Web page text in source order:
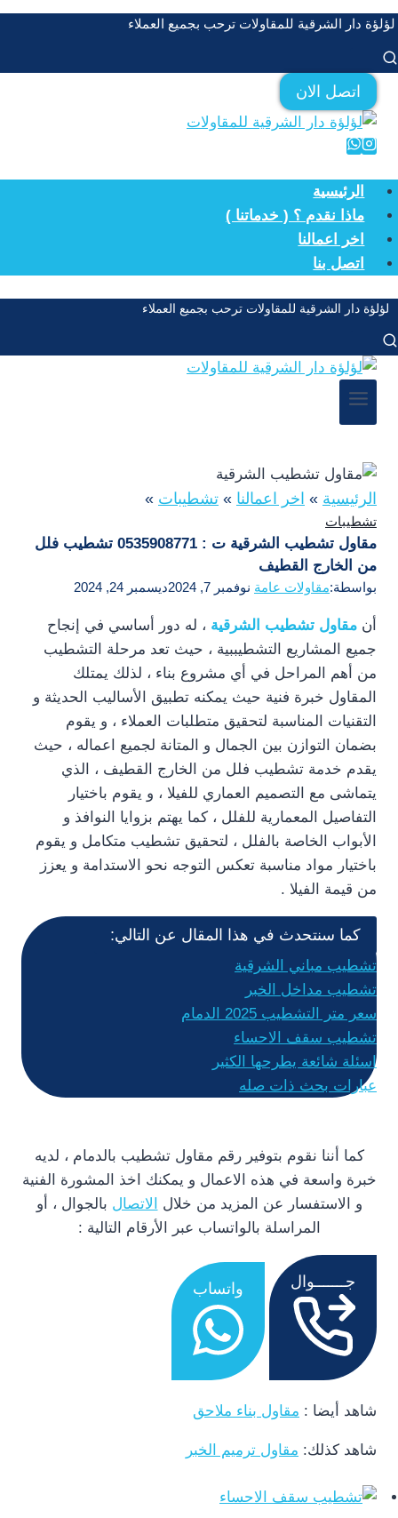
التجاوز
إلى
المحتوى
لؤلؤة دار الشرقية للمقاولات ترحب بجميع العملاء
اتصل الان
الرئيسية
ماذا نقدم ؟ ( خدماتنا )
اخر اعمالنا
اتصل بنا
لؤلؤة دار الشرقية للمقاولات ترحب بجميع العملاء
الرئيسية » اخر اعمالنا » تشطيبات »
تشطيبات
مقاول تشطيب الشرقية ت : 0535908771 تشطيب فلل
من الخارج القطيف
بواسطة:مقاولات عامة نوفمبر 7, 2024 ديسمبر 24, 2024
أن مقاول تشطيب الشرقية ، له دور أساسي في إنجاح
جميع المشاريع التشطيببية ، حيث تعد مرحلة التشطيب
من أهم المراحل في أي مشروع بناء ، لذلك يمتلك
المقاول خبرة فنية حيث يمكنه تطبيق الأساليب الحديثة و
التقنيات المناسبة لتحقيق متطلبات العملاء ، و يقوم
بضمان التوازن بين الجمال و المتانة لجميع اعماله ، حيث
يقدم خدمة تشطيب فلل من الخارج القطيف ، الذي
يتماشى مع التصميم العماري للفيلا ، و يقوم باختيار
التفاصيل المعمارية للفلل ، كما يهتم بزوايا النوافذ و
الأبواب الخاصة بالفلل ، لتحقيق تشطيب متكامل و يقوم
باختيار مواد مناسبة تعكس التوجه نحو الاستدامة و يعزز
من قيمة الفيلا .
كما سنتحدث في هذا المقال عن التالي:
تشطيب مباني الشرقية
تشطيب مداخل الخبر
سعر متر التشطيب 2025 الدمام
تشطيب سقف الاحساء
اسئلة شائعة يطرحها الكثير
عبارات بحث ذات صله
كما أننا نقوم بتوفير رقم مقاول تشطيب بالدمام ، لديه
خبرة واسعة في هذه الاعمال و يمكنك اخذ المشورة الفنية
و الاستفسار عن المزيد من خلال
الاتصال بالجوال ، أو
المراسلة بالواتساب عبر الأرقام التالية :
جـــــــوال واتساب
شاهد أيضا : مقاول بناء ملاحق
شاهد كذلك: مقاول ترميم الخبر